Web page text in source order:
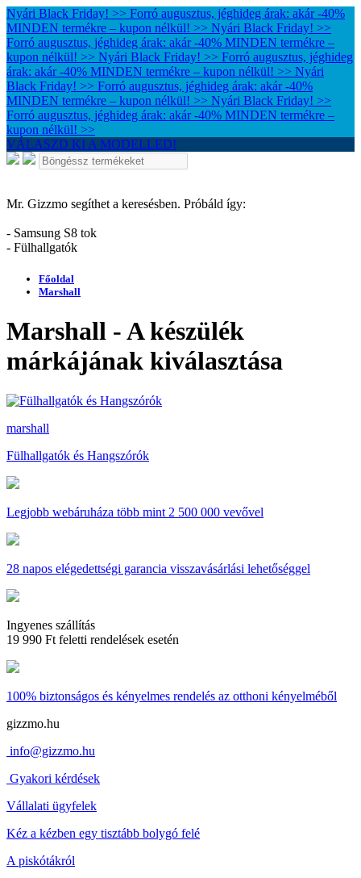
Nyári Black Friday! >> Forró augusztus, jéghideg árak: akár -40%
MINDEN termékre – kupon nélkül! >> Nyári Black Friday! >>
Forró augusztus, jéghideg árak: akár -40% MINDEN termékre –
kupon nélkül! >> Nyári Black Friday! >> Forró augusztus, jéghideg
árak: akár -40% MINDEN termékre – kupon nélkül! >> Nyári
Black Friday! >> Forró augusztus, jéghideg árak: akár -40%
MINDEN termékre – kupon nélkül! >> Nyári Black Friday! >>
Forró augusztus, jéghideg árak: akár -40% MINDEN termékre –
kupon nélkül! >>
VÁLASZD KI A MODELLED!
Mr. Gizzmo segíthet a keresésben. Próbáld így:
- Samsung S8 tok
- Fülhallgatók
Főoldal
Marshall
Marshall - A készülék
márkájának kiválasztása
marshall
Fülhallgatók és Hangszórók
Legjobb webáruháza több mint 2 500 000 vevővel
28 napos elégedettségi garancia visszavásárlási lehetőséggel
Ingyenes szállítás
19 990 Ft feletti rendelések esetén
100% biztonságos és kényelmes rendelés az otthoni kényelméből
gizzmo.hu
info@gizzmo.hu
Gyakori kérdések
Vállalati ügyfelek
Kéz a kézben egy tisztább bolygó felé
A piskótákról